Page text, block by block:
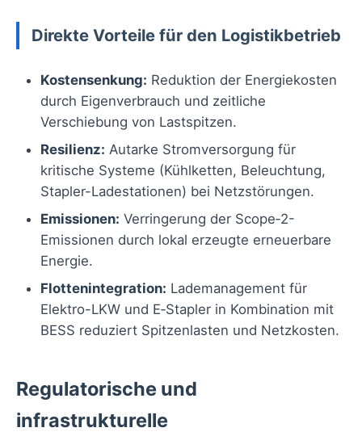
Direkte Vorteile für den Logistikbetrieb
Kostensenkung: Reduktion der Energiekosten
durch Eigenverbrauch und zeitliche
Verschiebung von Lastspitzen.
Resilienz: Autarke Stromversorgung für
kritische Systeme (Kühlketten, Beleuchtung,
Stapler-Ladestationen) bei Netzstörungen.
Emissionen: Verringerung der Scope‑2-
Emissionen durch lokal erzeugte erneuerbare
Energie.
Flottenintegration: Lademanagement für
Elektro-LKW und E‑Stapler in Kombination mit
BESS reduziert Spitzenlasten und Netzkosten.
Regulatorische und
infrastrukturelle